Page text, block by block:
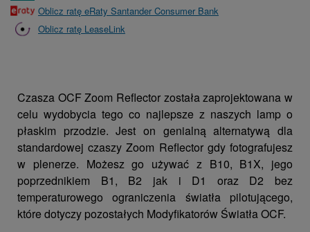
Oblicz ratę eRaty Santander Consumer Bank
Oblicz ratę LeaseLink
Czasza OCF Zoom Reflector została zaprojektowana w
celu wydobycia tego co najlepsze z naszych lamp o
płaskim przodzie. Jest on genialną alternatywą dla
standardowej czaszy Zoom Reflector gdy fotografujesz
w plenerze. Możesz go używać z B10, B1X, jego
poprzednikiem B1, B2 jak i D1 oraz D2 bez
temperaturowego ograniczenia światła pilotującego,
które dotyczy pozostałych Modyfikatorów Światła OCF.